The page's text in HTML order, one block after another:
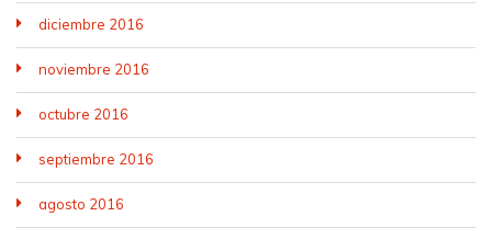
diciembre 2016
noviembre 2016
octubre 2016
septiembre 2016
agosto 2016